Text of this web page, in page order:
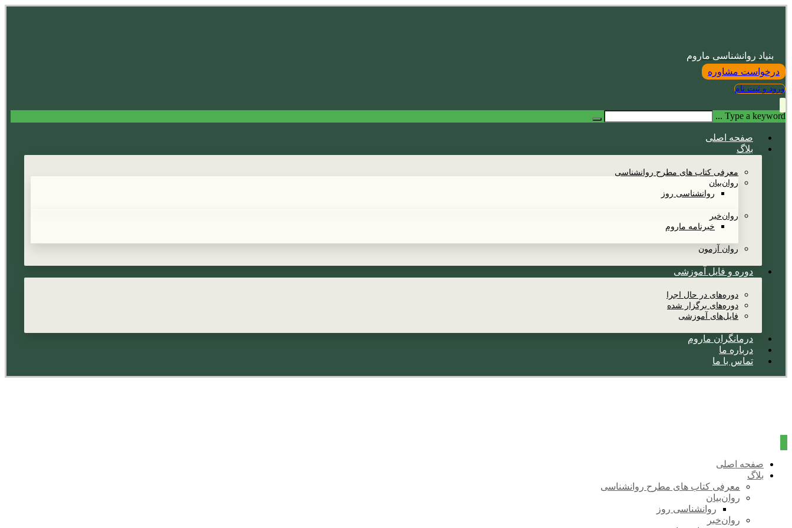
بنیاد روانشناسی ماروم
درخواست مشاوره
ورود و ثبت نام
Type a keyword ...
صفحه اصلی
بلاگ
معرفی کتاب های مطرح روانشناسی
روان‌بیان
روانشناسی روز
روان‌خبر
خبرنامه ماروم
روان آزمون
دوره و فایل آموزشی
دوره‌های در حال اجرا
دوره‌های برگزار شده
فایل‌های آموزشی
درمانگران ماروم
درباره ما
تماس با ما
صفحه اصلی
بلاگ
معرفی کتاب های مطرح روانشناسی
روان‌بیان
روانشناسی روز
روان‌خبر